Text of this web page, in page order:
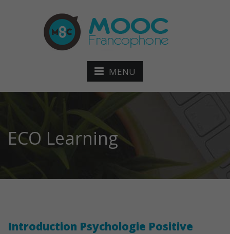
MENU
ECO Learning
Introduction Psychologie Positive